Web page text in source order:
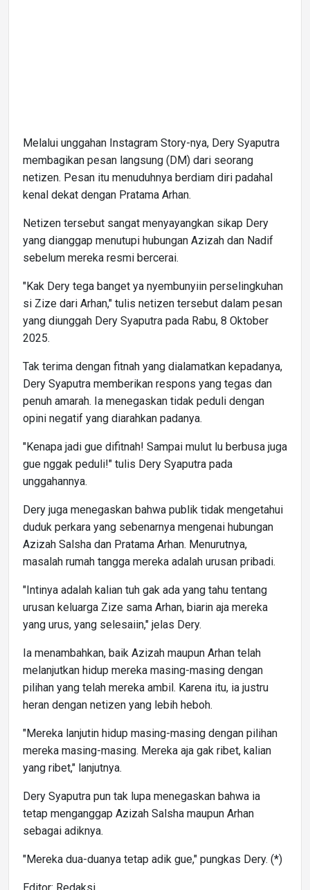
Melalui unggahan Instagram Story-nya, Dery Syaputra
membagikan pesan langsung (DM) dari seorang
netizen. Pesan itu menuduhnya berdiam diri padahal
kenal dekat dengan Pratama Arhan.
Netizen tersebut sangat menyayangkan sikap Dery
yang dianggap menutupi hubungan Azizah dan Nadif
sebelum mereka resmi bercerai.
"Kak Dery tega banget ya nyembunyiin perselingkuhan
si Zize dari Arhan," tulis netizen tersebut dalam pesan
yang diunggah Dery Syaputra pada Rabu, 8 Oktober
2025.
Tak terima dengan fitnah yang dialamatkan kepadanya,
Dery Syaputra memberikan respons yang tegas dan
penuh amarah. Ia menegaskan tidak peduli dengan
opini negatif yang diarahkan padanya.
"Kenapa jadi gue difitnah! Sampai mulut lu berbusa juga
gue nggak peduli!" tulis Dery Syaputra pada
unggahannya.
Dery juga menegaskan bahwa publik tidak mengetahui
duduk perkara yang sebenarnya mengenai hubungan
Azizah Salsha dan Pratama Arhan. Menurutnya,
masalah rumah tangga mereka adalah urusan pribadi.
"Intinya adalah kalian tuh gak ada yang tahu tentang
urusan keluarga Zize sama Arhan, biarin aja mereka
yang urus, yang selesaiin," jelas Dery.
Ia menambahkan, baik Azizah maupun Arhan telah
melanjutkan hidup mereka masing-masing dengan
pilihan yang telah mereka ambil. Karena itu, ia justru
heran dengan netizen yang lebih heboh.
"Mereka lanjutin hidup masing-masing dengan pilihan
mereka masing-masing. Mereka aja gak ribet, kalian
yang ribet," lanjutnya.
Dery Syaputra pun tak lupa menegaskan bahwa ia
tetap menganggap Azizah Salsha maupun Arhan
sebagai adiknya.
"Mereka dua-duanya tetap adik gue," pungkas Dery. (*)
Editor: Redaksi